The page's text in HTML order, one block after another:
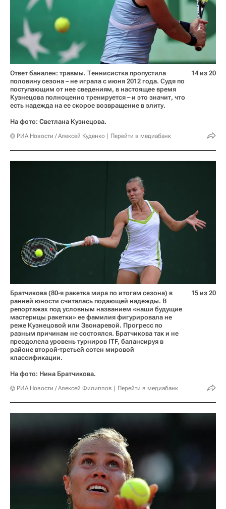
Ответ банален: травмы. Теннисистка пропустила
половину сезона – не играла с июня 2012 года. Судя по
поступающим от нее сведениям, в настоящее время
Кузнецова полноценно тренируется – и это значит, что
есть надежда на ее скорое возвращение в элиту.
На фото: Светлана Кузнецова.
© РИА Новости / Алексей Куденко Перейти в медиабанк
14 из 20
Братчикова (80-я ракетка мира по итогам сезона) в
ранней юности считалась подающей надежды. В
репортажах под условным названием «наши будущие
мастерицы ракетки» ее фамилия фигурировала не
реже Кузнецовой или Звонаревой. Прогресс по
разным причинам не состоялся. Братчикова так и не
преодолела уровень турниров ITF, балансируя в
районе второй-третьей сотен мировой
классификации.
На фото: Нина Братчикова.
© РИА Новости / Алексей Филиппов Перейти в медиабанк
15 из 20